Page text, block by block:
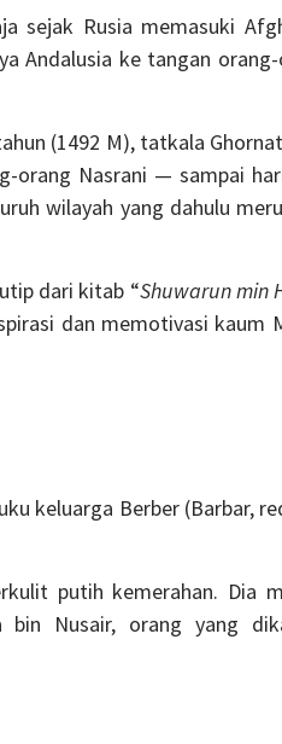
sejak Rusia memasuki
Andalusia ke tangan
(1492 M), tatkala
Nasrani — sampai
wilayah yang dahulu
dari kitab “Shuwarun min
dan memotivasi kaum
keluarga Berber (Barbar,
putih kemerahan. Dia
bin Nusair, orang yang